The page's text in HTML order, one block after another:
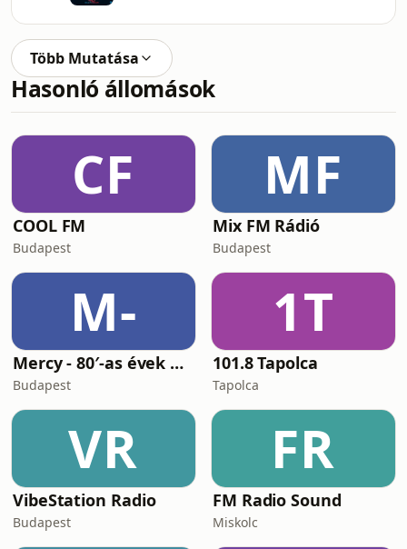
Több Mutatása
Hasonló állomások
CF
COOL FM
Budapest
MF
Mix FM Rádió
Budapest
M-
Mercy - 80′-as évek Magyar Rádiója
Budapest
1T
101.8 Tapolca
Tapolca
VR
VibeStation Radio
Budapest
FR
FM Radio Sound
Miskolc